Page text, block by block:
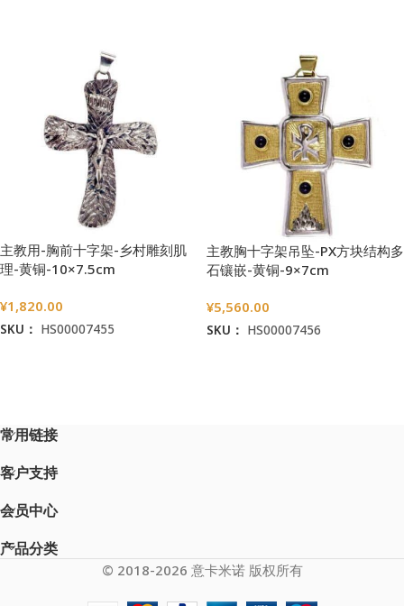
主教用-胸前十字架-乡村雕刻肌
理-黄铜-10×7.5cm
¥1,820.00
SKU： HS00007455
主教胸十字架吊坠-PX方块结构多
石镶嵌-黄铜-9×7cm
¥5,560.00
SKU： HS00007456
常用链接
客户支持
会员中心
产品分类
© 2018-2026 意卡米诺 版权所有